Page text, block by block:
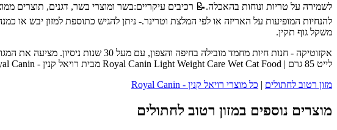
להנחיות המופיעות על האריזה או לפי המלצת וטרינר.- ניתן להגיש כתוספת למזון יבש או
משקל גוף תקין.
אקזוטיקה - חנות חיות מחמד מובילה
לייט 85 גרם | Royal Canin Light Weight Care Wet Cat Food מבית רויאל קנין - Royal Canin - כנסו לעמוד המוצר המלא לפרטים נוספים, ביקורות לקוחות והזמנה.
מזון רטוב לחתולים | כל מוצרי רויאל קנין - Royal Canin
מוצרים נוספים במזון רטוב לחתולים